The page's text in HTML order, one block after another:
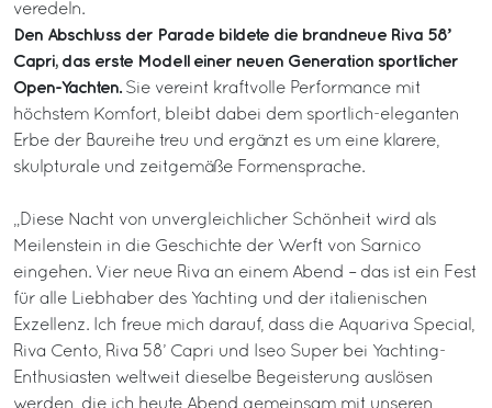
veredeln.
Den Abschluss der Parade bildete die brandneue Riva 58’
Capri, das erste Modell einer neuen Generation sportlicher
Open-Yachten.Sie vereint kraftvolle Performance mit
höchstem Komfort, bleibt dabei dem sportlich-eleganten
Erbe der Baureihe treu und ergänzt es um eine klarere,
skulpturale und zeitgemäße Formensprache.
„Diese Nacht von unvergleichlicher Schönheit wird als
Meilenstein in die Geschichte der Werft von Sarnico
eingehen. Vier neue Riva an einem Abend – das ist ein Fest
für alle Liebhaber des Yachting und der italienischen
Exzellenz. Ich freue mich darauf, dass die Aquariva Special,
Riva Cento, Riva 58’ Capri und Iseo Super bei Yachting-
Enthusiasten weltweit dieselbe Begeisterung auslösen
werden, die ich heute Abend gemeinsam mit unseren